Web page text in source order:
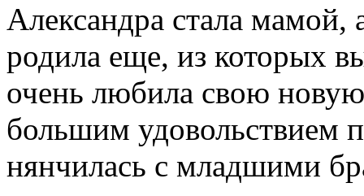
Александра стала мамой,
родила еще, из которых
очень любила свою
большим удовольствием
нянчилась с младшими